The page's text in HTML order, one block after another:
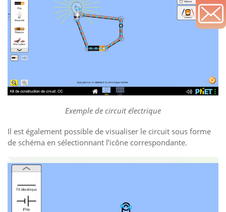
Exemple de circuit électrique
Il est également possible de visualiser le circuit sous forme
de schéma en sélectionnant l’icône correspondante.